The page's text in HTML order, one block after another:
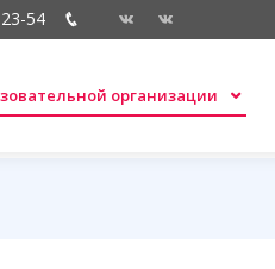
54
организации